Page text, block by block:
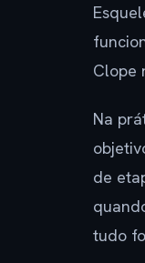
Clope
Na
de
tudo